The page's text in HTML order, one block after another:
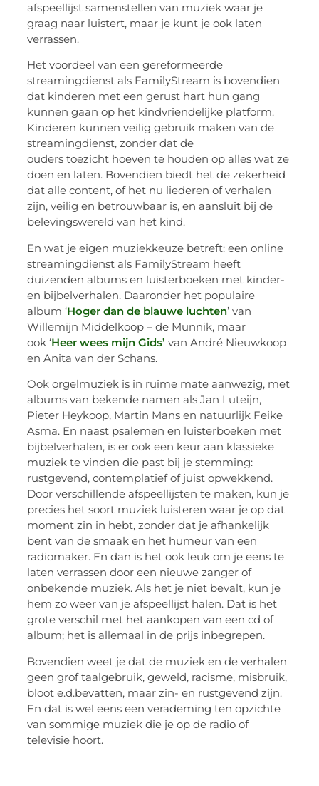
afspeellijst samenstellen van muziek waar je
graag naar luistert, maar je kunt je ook laten
verrassen.
Het voordeel van een gereformeerde
streamingdienst als FamilyStream is bovendien
dat kinderen met een gerust hart hun gang
kunnen gaan op het kindvriendelijke platform.
Kinderen kunnen veilig gebruik maken van de
streamingdienst, zonder dat de
ouders toezicht hoeven te houden op alles wat ze
doen en laten. Bovendien biedt het de zekerheid
dat alle content, of het nu liederen of verhalen
zijn, veilig en betrouwbaar is, en aansluit bij de
belevingswereld van het kind.
En wat je eigen muziekkeuze betreft: een online
streamingdienst als FamilyStream heeft
duizenden albums en luisterboeken met kinder-
en bijbelverhalen. Daaronder het populaire
album ‘Hoger dan de blauwe luchten’ van
Willemijn Middelkoop – de Munnik, maar
ook ‘Heer wees mijn Gids’ van André Nieuwkoop
en Anita van der Schans.
Ook orgelmuziek is in ruime mate aanwezig, met
albums van bekende namen als Jan Luteijn,
Pieter Heykoop, Martin Mans en natuurlijk Feike
Asma. En naast psalemen en luisterboeken met
bijbelverhalen, is er ook een keur aan klassieke
muziek te vinden die past bij je stemming:
rustgevend, contemplatief of juist opwekkend.
Door verschillende afspeellijsten te maken, kun je
precies het soort muziek luisteren waar je op dat
moment zin in hebt, zonder dat je afhankelijk
bent van de smaak en het humeur van een
radiomaker. En dan is het ook leuk om je eens te
laten verrassen door een nieuwe zanger of
onbekende muziek. Als het je niet bevalt, kun je
hem zo weer van je afspeellijst halen. Dat is het
grote verschil met het aankopen van een cd of
album; het is allemaal in de prijs inbegrepen.
Bovendien weet je dat de muziek en de verhalen
geen grof taalgebruik, geweld, racisme, misbruik,
bloot e.d.bevatten, maar zin- en rustgevend zijn.
En dat is wel eens een verademing ten opzichte
van sommige muziek die je op de radio of
televisie hoort.